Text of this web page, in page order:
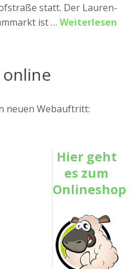
statt. Der Lau­ren­
ist … Weiterlesen
neuen Webauftritt:
Hier geht
es zum
Onlineshop